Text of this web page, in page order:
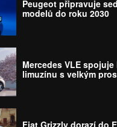
Peugeot připravuje
modelů do roku 2030
Mercedes VLE
limuzínu s velkým